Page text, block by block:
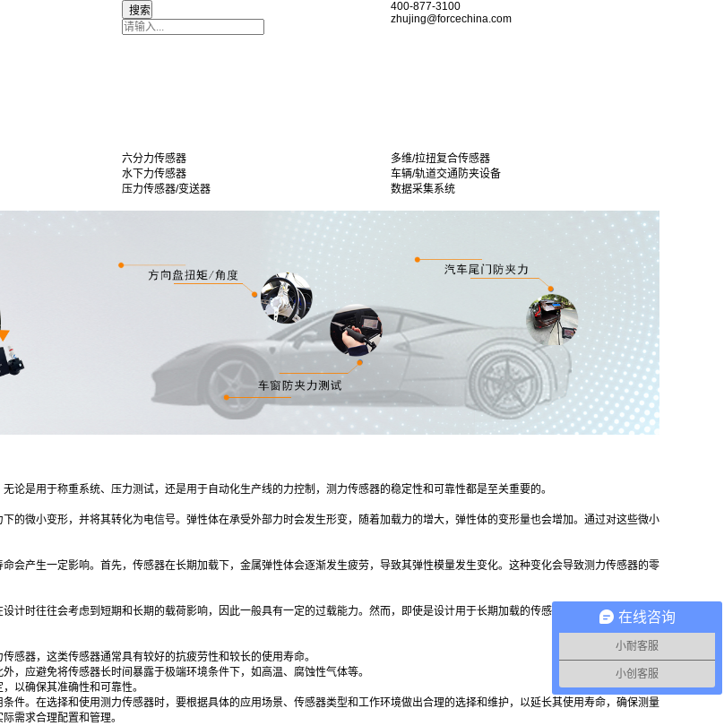
400-877-3100
zhujing@forcechina.com
六分力传感器
多维/拉扭复合传感器
水下力传感器
车辆/轨道交通防夹设备
压力传感器/变送器
数据采集系统
论是用于称重系统、压力测试，还是用于自动化生产线的力控制，测力传感器的稳定性和可靠性都是至关重要的。
的微小变形，并将其转化为电信号。弹性体在承受外部力时会发生形变，随着加载力的增大，弹性体的变形量也会增加。通过对这些微小
会产生一定影响。首先，传感器在长期加载下，金属弹性体会逐渐发生疲劳，导致其弹性模量发生变化。这种变化会导致测力传感器的零
设计时往往会考虑到短期和长期的载荷影响，因此一般具有一定的过载能力。然而，即使是设计用于长期加载的传感器，通常也建议避免长
感器，这类传感器通常具有较好的抗疲劳性和较长的使用寿命。
，应避免将传感器长时间暴露于极端环境条件下，如高温、腐蚀性气体等。
以确保其准确性和可靠性。
件。在选择和使用测力传感器时，要根据具体的应用场景、传感器类型和工作环境做出合理的选择和维护，以延长其使用寿命，确保测量
需求合理配置和管理。
在线咨询
小耐客服
小创客服